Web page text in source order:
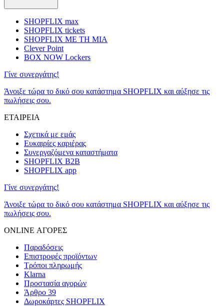
SHOPFLIX max
SHOPFLIX tickets
SHOPFLIX ΜΕ ΤΗ ΜΙΑ
Clever Point
BOX NOW Lockers
Γίνε συνεργάτης!
Άνοιξε τώρα το δικό σου κατάστημα SHOPFLIX και αύξησε τις
πωλήσεις σου.
ΕΤΑΙΡΕΙΑ
Σχετικά με εμάς
Ευκαιρίες καριέρας
Συνεργαζόμενα καταστήματα
SHOPFLIX B2B
SHOPFLIX app
Γίνε συνεργάτης!
Άνοιξε τώρα το δικό σου κατάστημα SHOPFLIX και αύξησε τις
πωλήσεις σου.
ONLINE ΑΓΟΡΕΣ
Παραδόσεις
Επιστροφές προϊόντων
Τρόποι πληρωμής
Klarna
Προστασία αγορών
Άρθρο 39
Δωροκάρτες SHOPFLIX